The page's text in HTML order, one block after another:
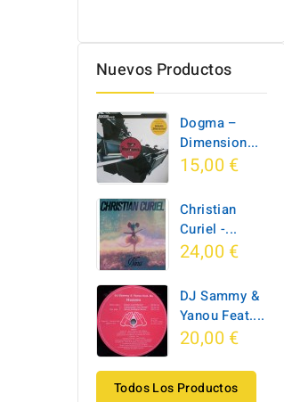
Nuevos Productos
Dogma –
Dimension...
15,00 €
Christian
Curiel -...
24,00 €
DJ Sammy &
Yanou Feat....
20,00 €
Todos Los Productos